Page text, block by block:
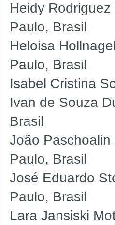
Heidy
Paulo, Brasil
Heloisa
Paulo, Brasil
Isabel Cristina
Ivan de Souza
Brasil
João
Paulo, Brasil
José Eduardo
Paulo, Brasil
Lara Jansiski